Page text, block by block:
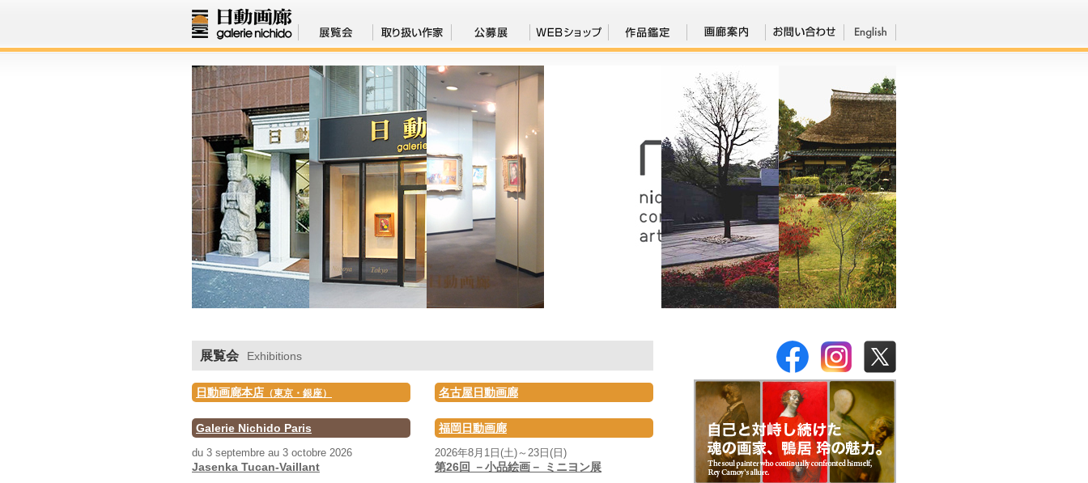
展覧会 Exhibitions
日動画廊本店 （東京・銀座）
Galerie Nichido Paris
du 3 septembre au 3 octobre 2026
Jasenka Tucan-Vaillant
名古屋日動画廊
福岡日動画廊
2026年8月1日(土)～23日(日)
第26回 －小品絵画－ ミニヨン展